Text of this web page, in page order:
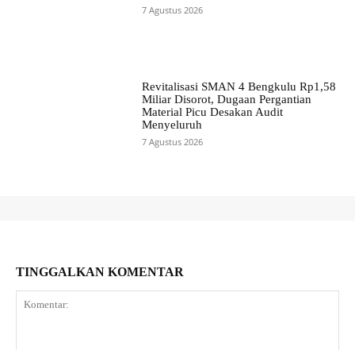
7 Agustus 2026
Revitalisasi SMAN 4 Bengkulu Rp1,58
Miliar Disorot, Dugaan Pergantian
Material Picu Desakan Audit
Menyeluruh
7 Agustus 2026
TINGGALKAN KOMENTAR